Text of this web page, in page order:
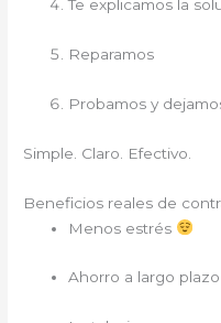
Te explicamos la
Reparamos
Probamos y
Simple. Claro. Efectivo.
Beneficios reales de
Menos estrés
Ahorro a largo plazo